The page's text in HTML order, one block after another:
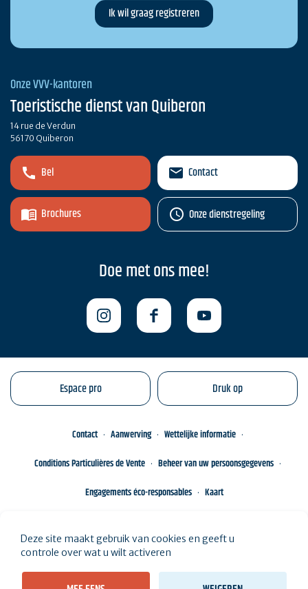
Onze VVV-kantoren
Toeristische dienst van Quiberon
14 rue de Verdun
56170 Quiberon
Bel
Brochures
Contact
Onze dienstregeling
Doe met ons mee!
Espace pro Druk op
Contact Aanwerving
Wettelijke informatie
Conditions Particulières de Vente
Beheer van uw persoonsgegevens
Engagements éco-responsables
Kaart
Deze site maakt gebruik van cookies en geeft u
controle over wat u wilt activeren